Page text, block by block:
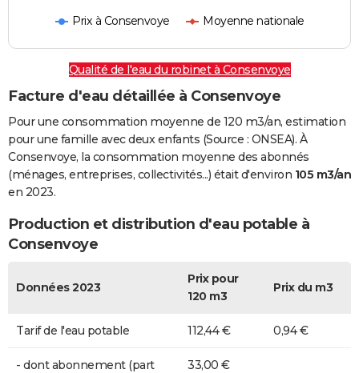
Prix à Consenvoye Moyenne nationale
Qualité de l'eau du robinet à Consenvoye
Facture d'eau détaillée à Consenvoye
Pour une consommation moyenne de 120 m3/an, estimation
pour une famille avec deux enfants (Source : ONSEA). À
Consenvoye, la consommation moyenne des abonnés
(ménages, entreprises, collectivités...) était d'environ 105 m3/an
en 2023.
Production et distribution d'eau potable à
Consenvoye
Données 2023
Prix pour
120 m3
Prix du m3
Tarif de l'eau potable 112,44 € 0,94 €
- dont abonnement (part
33,00 €